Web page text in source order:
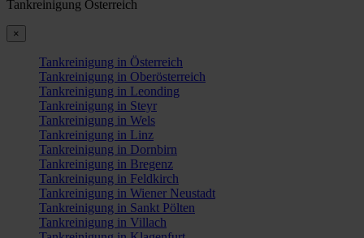
Tankreinigung Österreich
×
Tankreinigung in Österreich
Tankreinigung in Oberösterreich
Tankreinigung in Leonding
Tankreinigung in Steyr
Tankreinigung in Wels
Tankreinigung in Linz
Tankreinigung in Dornbirn
Tankreinigung in Bregenz
Tankreinigung in Feldkirch
Tankreinigung in Wiener Neustadt
Tankreinigung in Sankt Pölten
Tankreinigung in Villach